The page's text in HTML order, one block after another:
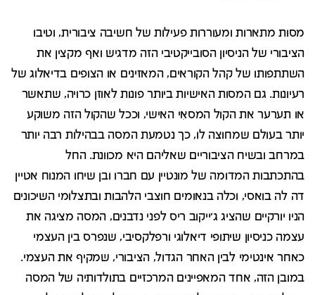
מסות מתארות ומעוררות פעילות של חשיבה ציבורית, וטיבו
הציבורי של הניסיון הסובייקטיבי הזה מדגיש ואף מקצין את
השתתפותו של קהל הקוראים, המאזינים או הצופים בדיאלוג של
רעיונות. גם המסות האישיות ביותר פונות לאוזן כרויה, שתאשר
או תערער את הקול המסאִי האישי, וככל שהקול הזה משוקע
יותר בעולם שמחוצה לו, כך נטמעת המסה בבהילות רבה יותר
במרחב ובשיח הציבוריים שאליהם היא מכוונת. החל
בהתכתבות המדומה של מונטיין עם חברו ובן שיחו המנוח אטיין
דה לה בואסי, וכלה בנאומים חוצבי הלהבות ובתצלומי השיכונים
הניו יורקיים שהציג ג'ייקוב ריס לפני נדבנים, המסה מציגה את
עצמה כניסיון שיתופי דיאלוגי ורפלקסיבי, שנפרס בין העצמי
כאחר אינטימי לבין האחר הגדול, הציבורי, שמקיף את העצמי.
במובן הזה, אחד המאפיינים המרכזיים בתולדותיה של המסה